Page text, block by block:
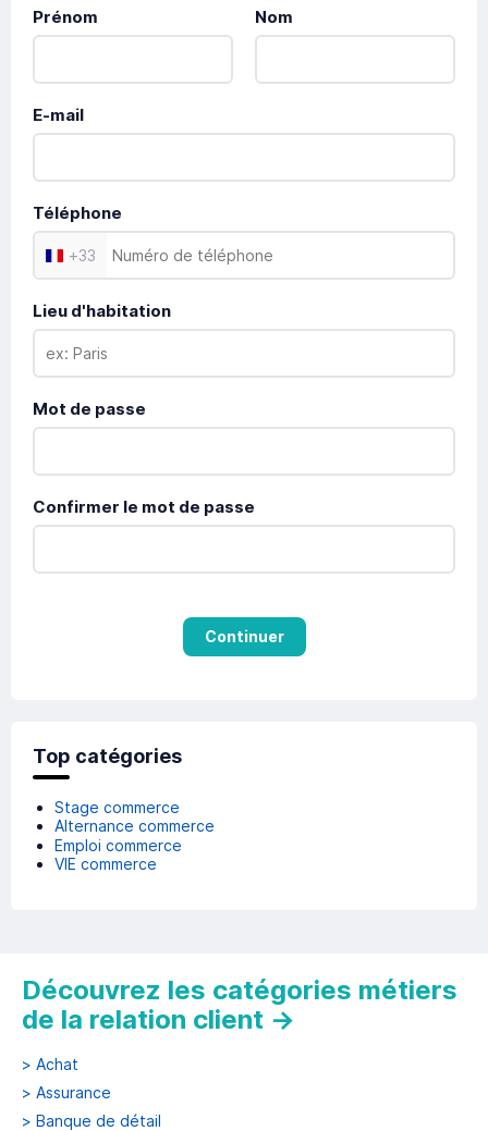
Prénom Nom
E-mail
Téléphone
+33
Lieu d'habitation
Mot de passe
Confirmer le mot de passe
Continuer
Top catégories
Stage commerce
Alternance commerce
Emploi commerce
VIE commerce
Découvrez les catégories métiers
de la relation client →
> Achat
> Assurance
> Banque de détail